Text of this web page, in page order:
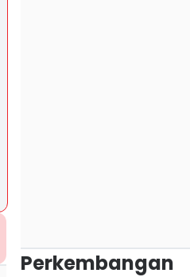
Perkembangan